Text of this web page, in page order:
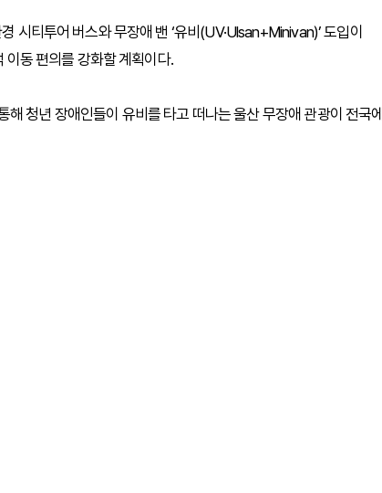
시티투어 버스와 무장애 밴 ‘유비(UV·Ulsan+Minivan)’ 도입이
이동 편의를 강화할 계획이다.
청년 장애인들이 유비를 타고 떠나는 울산 무장애 관광이 전국에